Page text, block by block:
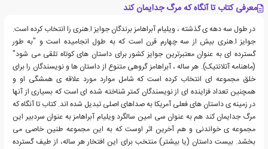
معرفی کتاب تا آنگاه که مرگ جدایمان کند
در طول سه دهه ی گذشته ، ویلیام آبراهامز برندگان جوایز ا.هنری را انتخاب کرده است.
جوایز ا.هنری بیش از سه چهارم قرن است که به طول انجامیده است و "به طور
گسترده ای به عنوان معتبرترین جوایز کشور برای داستان های کوتاه تلقی می شود"
(ماهنامه آتلانتیک). هر ساله ، آبراهامز گروهی متنوع از داستان ها و نویسندگان را برای
خلق مجموعه ای انتخاب کرده است که شامل موارد مورد علاقه ی همشگی او و
همچنین تعداد فزاینده ای از نویسندگان کمتر شناخته شده ای است که بسیاری از آنها
در زمینه ی داستان های فعلی آمریکا به صداهای اصلی تبدیل شده اند. کتاب تا آنگاه که
مرگ جدایمان کند هم به عنوان سی امین سالگرد ویلیام آبراهامز به عنوان سردبیر این
مجموعه ی خواندنی و هم آخرین اثر اوست که به این مجموعه طنین خاصی می
بخشد. بیست داستان (یا بیشتر) منتخب برای این افتخار هر ساله، از طیف گسترده